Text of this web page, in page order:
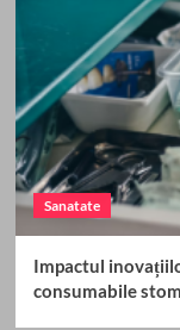
Sanatate
Impactul
consumabile